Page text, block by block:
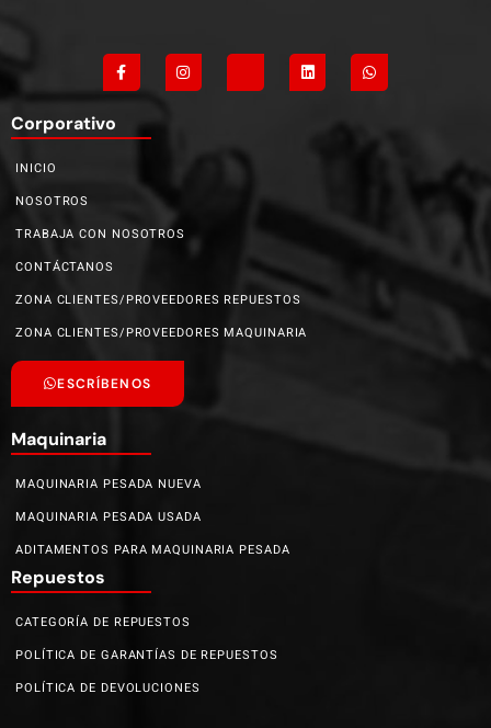
Corporativo
INICIO
NOSOTROS
TRABAJA CON NOSOTROS
CONTÁCTANOS
ZONA CLIENTES/PROVEEDORES REPUESTOS
ZONA CLIENTES/PROVEEDORES MAQUINARIA
ESCRÍBENOS
Maquinaria
MAQUINARIA PESADA NUEVA
MAQUINARIA PESADA USADA
ADITAMENTOS PARA MAQUINARIA PESADA
Repuestos
CATEGORÍA DE REPUESTOS
POLÍTICA DE GARANTÍAS DE REPUESTOS
POLÍTICA DE DEVOLUCIONES